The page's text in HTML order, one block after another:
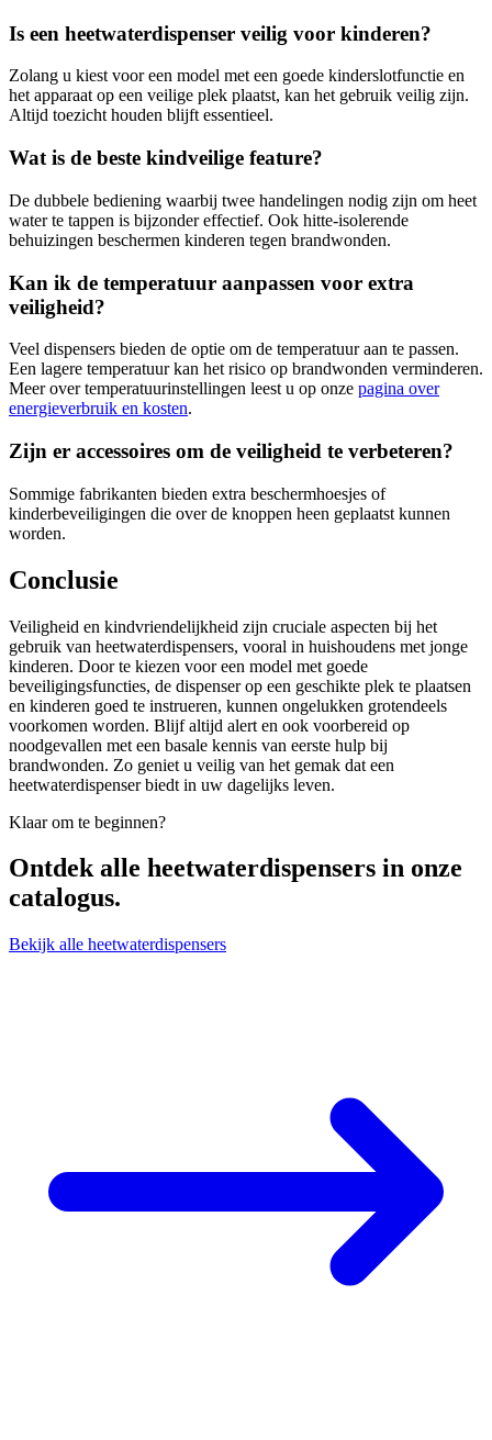
Is een heetwaterdispenser veilig voor kinderen?
Zolang u kiest voor een model met een goede kinderslotfunctie en
het apparaat op een veilige plek plaatst, kan het gebruik veilig zijn.
Altijd toezicht houden blijft essentieel.
Wat is de beste kindveilige feature?
De dubbele bediening waarbij twee handelingen nodig zijn om heet
water te tappen is bijzonder effectief. Ook hitte-isolerende
behuizingen beschermen kinderen tegen brandwonden.
Kan ik de temperatuur aanpassen voor extra
veiligheid?
Veel dispensers bieden de optie om de temperatuur aan te passen.
Een lagere temperatuur kan het risico op brandwonden verminderen.
Meer over temperatuurinstellingen leest u op onze pagina over
energieverbruik en kosten.
Zijn er accessoires om de veiligheid te verbeteren?
Sommige fabrikanten bieden extra beschermhoesjes of
kinderbeveiligingen die over de knoppen heen geplaatst kunnen
worden.
Conclusie
Veiligheid en kindvriendelijkheid zijn cruciale aspecten bij het
gebruik van heetwaterdispensers, vooral in huishoudens met jonge
kinderen. Door te kiezen voor een model met goede
beveiligingsfuncties, de dispenser op een geschikte plek te plaatsen
en kinderen goed te instrueren, kunnen ongelukken grotendeels
voorkomen worden. Blijf altijd alert en ook voorbereid op
noodgevallen met een basale kennis van eerste hulp bij
brandwonden. Zo geniet u veilig van het gemak dat een
heetwaterdispenser biedt in uw dagelijks leven.
Klaar om te beginnen?
Ontdek alle heetwaterdispensers in onze
catalogus.
Bekijk alle heetwaterdispensers